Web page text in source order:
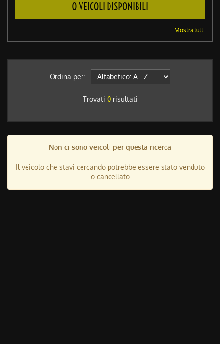
0 VEICOLI DISPONIBILI
Mostra tutti
Ordina per:
Trovati 0risultati
Non ci sono veicoli per questa ricerca
Il veicolo che stavi cercando potrebbe essere stato venduto
o cancellato